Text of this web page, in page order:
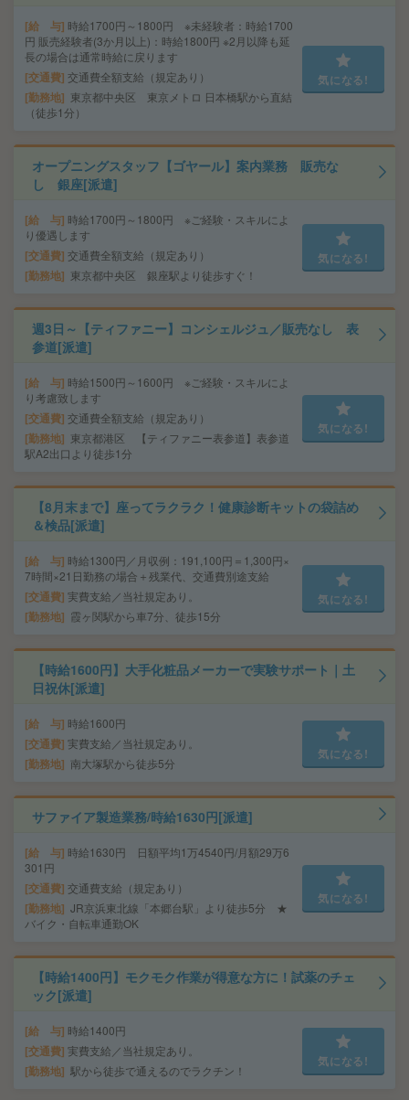
給 与 時給1700円～1800円 ※未経験者：時給1700
円 販売経験者(3か月以上)：時給1800円 ※2月以降も延
長の場合は通常時給に戻ります
交通費 交通費全額支給（規定あり）
勤務地
東京都中央区 東京メトロ 日本橋駅から直結
（徒歩1分）
気になる!
オープニングスタッフ【ゴヤール】案内業務 販売な
し 銀座[派遣]
給 与 時給1700円～1800円 ※ご経験・スキルによ
り優遇します
交通費 交通費全額支給（規定あり）
勤務地 東京都中央区 銀座駅より徒歩すぐ！
気になる!
週3日～【ティファニー】コンシェルジュ／販売なし 表
参道[派遣]
給 与 時給1500円～1600円 ※ご経験・スキルによ
り考慮致します
交通費 交通費全額支給（規定あり）
勤務地
東京都港区 【ティファニー表参道】表参道
駅A2出口より徒歩1分
気になる!
【8月末まで】座ってラクラク！健康診断キットの袋詰め
＆検品[派遣]
給 与 時給1300円／月収例：191,100円＝1,300円×
7時間×21日勤務の場合＋残業代、交通費別途支給
交通費 実費支給／当社規定あり。
勤務地 霞ヶ関駅から車7分、徒歩15分
気になる!
【時給1600円】大手化粧品メーカーで実験サポート｜土
日祝休[派遣]
給 与 時給1600円
交通費 実費支給／当社規定あり。
勤務地 南大塚駅から徒歩5分
気になる!
サファイア製造業務/時給1630円[派遣]
給 与 時給1630円 日額平均1万4540円/月額29万6
301円
交通費 交通費支給（規定あり）
勤務地 JR京浜東北線「本郷台駅」より徒歩5分 ★
バイク・自転車通勤OK
気になる!
【時給1400円】モクモク作業が得意な方に！試薬のチェ
ック[派遣]
給 与 時給1400円
交通費 実費支給／当社規定あり。
勤務地 駅から徒歩で通えるのでラクチン！
気になる!